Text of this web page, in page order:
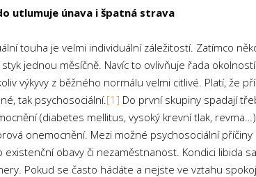
utlumuje únava i špatná strava
touha je velmi individuální záležitostí. Zatímco
styk jednou měsíčně. Navíc to ovlivňuje řada
výkyvy z běžného normálu velmi citlivé. Platí, že
tak psychosociální.[1] Do první skupiny spadají
(diabetes mellitus, vysoký krevní tlak,
onemocnění. Mezi možné psychosociální
existenční obavy či nezaměstnanost. Kondici libida
Pokud se často hádáte a nejste ve vztahu